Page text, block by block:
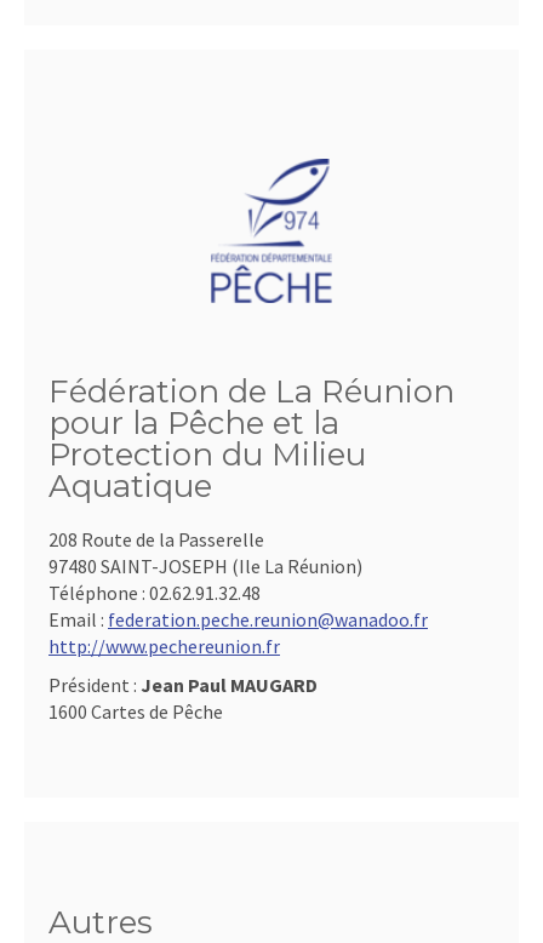
Fédération de La Réunion
pour la Pêche et la
Protection du Milieu
Aquatique
208 Route de la Passerelle
97480 SAINT-JOSEPH (Ile La Réunion)
Téléphone : 02.62.91.32.48
Email : federation.peche.reunion@wanadoo.fr
http://www.pechereunion.fr
Président : Jean Paul MAUGARD
1600 Cartes de Pêche
Autres